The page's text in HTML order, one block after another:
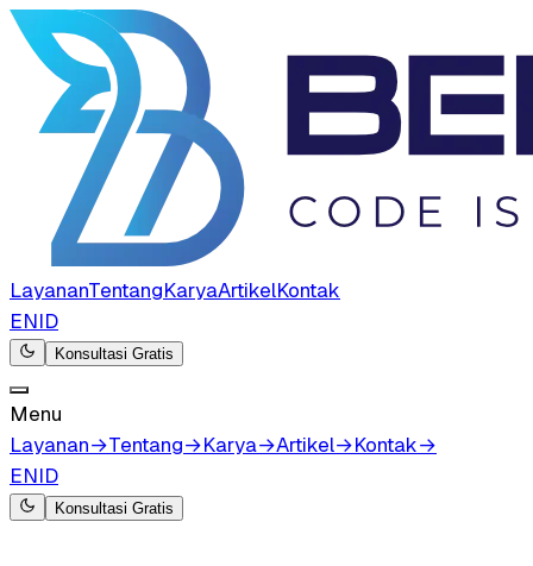
LayananTentangKaryaArtikelKontak
ENID
Konsultasi Gratis
Menu
Layanan→Tentang→Karya→Artikel→Kontak→
ENID
Konsultasi Gratis